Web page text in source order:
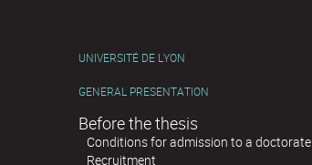
UNIVERSITÉ DE LYON
GENERAL PRESENTATION
Before the thesis
Conditions for admission to a doctorate
Recruitment